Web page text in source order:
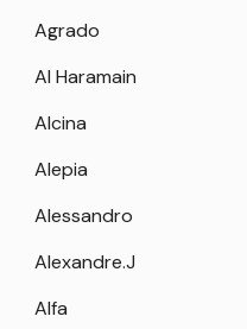
Agrado
Al Haramain
Alcina
Alepia
Alessandro
Alexandre.J
Alfa